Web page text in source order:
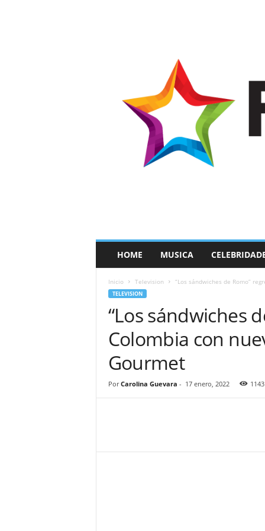
a
HOME MUSICA
Inicio Television “Los sándwiches de Romo”
TELEVISION
“Los sándwiches
Colombia con
Gourmet
Por Carolina Guevara - 17 enero, 2022 1143